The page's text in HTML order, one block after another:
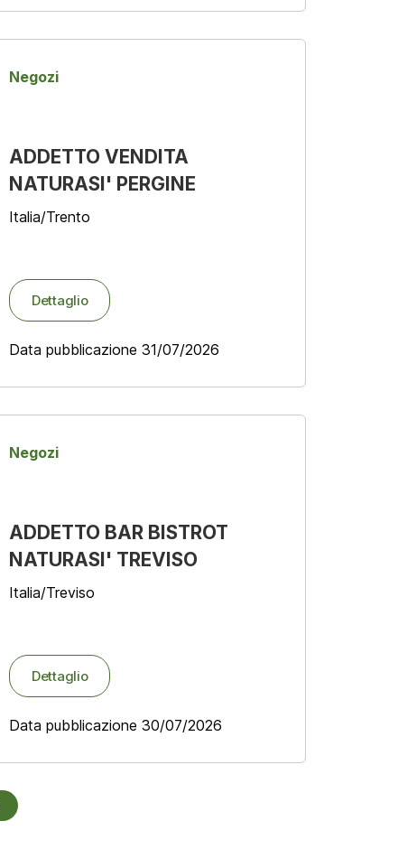
Negozi
ADDETTO VENDITA
NATURASI' PERGINE
Italia/Trento
Dettaglio
Data pubblicazione 31/07/2026
Negozi
ADDETTO BAR BISTROT
NATURASI' TREVISO
Italia/Treviso
Dettaglio
Data pubblicazione 30/07/2026